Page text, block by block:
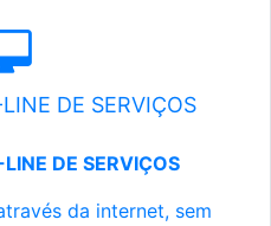
DE SERVIÇOS
DE SERVIÇOS
da internet, sem